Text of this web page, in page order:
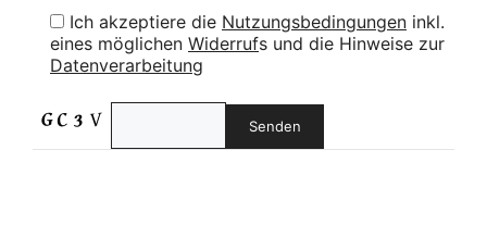
Ich akzeptiere die Nutzungsbedingungen inkl.
eines möglichen Widerrufs und die Hinweise zur
Datenverarbeitung